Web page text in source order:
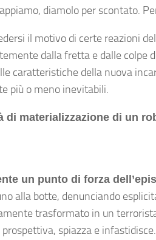
diamolo per scontato.
il motivo di certe reazioni
dalla fretta e dalle colpe
caratteristiche della nuova
più o meno inevitabili.
materializzazione di un
un punto di forza
alla botte, denunciando
trasformato in un
spiazza e infastidisce.